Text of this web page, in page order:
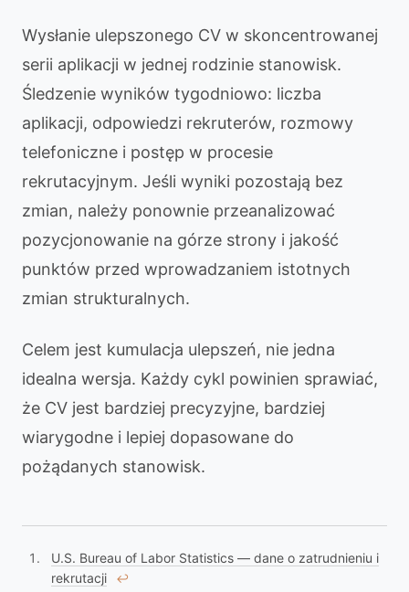
Wysłanie ulepszonego CV w skoncentrowanej
serii aplikacji w jednej rodzinie stanowisk.
Śledzenie wyników tygodniowo: liczba
aplikacji, odpowiedzi rekruterów, rozmowy
telefoniczne i postęp w procesie
rekrutacyjnym. Jeśli wyniki pozostają bez
zmian, należy ponownie przeanalizować
pozycjonowanie na górze strony i jakość
punktów przed wprowadzaniem istotnych
zmian strukturalnych.
Celem jest kumulacja ulepszeń, nie jedna
idealna wersja. Każdy cykl powinien sprawiać,
że CV jest bardziej precyzyjne, bardziej
wiarygodne i lepiej dopasowane do
pożądanych stanowisk.
U.S. Bureau of Labor Statistics — dane o zatrudnieniu i
rekrutacji
↩︎